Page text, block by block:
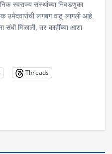
स्वराज्य संस्थांच्या निवडणुका
लगबग वाढू लागली आहे.
संधी मिळाली, तर काहींच्या आशा
Threads